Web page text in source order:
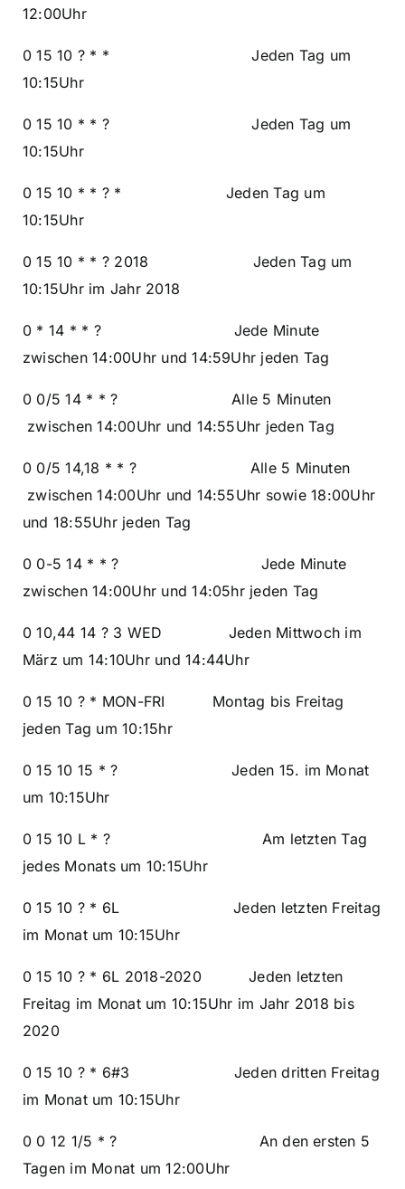
12:00Uhr
0 15 10 ? * * Jeden Tag um
10:15Uhr
0 15 10 * * ? Jeden Tag um
10:15Uhr
0 15 10 * * ? * Jeden Tag um
10:15Uhr
0 15 10 * * ? 2018 Jeden Tag um
10:15Uhr im Jahr 2018
0 * 14 * * ? Jede Minute
zwischen 14:00Uhr und 14:59Uhr jeden Tag
0 0/5 14 * * ? Alle 5 Minuten
zwischen 14:00Uhr und 14:55Uhr jeden Tag
0 0/5 14,18 * * ? Alle 5 Minuten
zwischen 14:00Uhr und 14:55Uhr sowie 18:00Uhr
und 18:55Uhr jeden Tag
0 0-5 14 * * ? Jede Minute
zwischen 14:00Uhr und 14:05hr jeden Tag
0 10,44 14 ? 3 WED Jeden Mittwoch im
März um 14:10Uhr und 14:44Uhr
0 15 10 ? * MON-FRI Montag bis Freitag
jeden Tag um 10:15hr
0 15 10 15 * ? Jeden 15. im Monat
um 10:15Uhr
0 15 10 L * ? Am letzten Tag
jedes Monats um 10:15Uhr
0 15 10 ? * 6L Jeden letzten Freitag
im Monat um 10:15Uhr
0 15 10 ? * 6L 2018-2020 Jeden letzten
Freitag im Monat um 10:15Uhr im Jahr 2018 bis
2020
0 15 10 ? * 6#3 Jeden dritten Freitag
im Monat um 10:15Uhr
0 0 12 1/5 * ? An den ersten 5
Tagen im Monat um 12:00Uhr